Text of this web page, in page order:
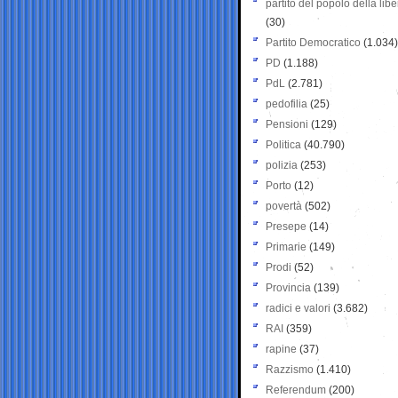
partito del popolo della
(30)
Partito Democratico (1.034)
PD (1.188)
PdL (2.781)
pedofilia (25)
Pensioni (129)
Politica (40.790)
polizia (253)
Porto (12)
povertà (502)
Presepe (14)
Primarie (149)
Prodi (52)
Provincia (139)
radici e valori (3.682)
RAI (359)
rapine (37)
Razzismo (1.410)
Referendum (200)